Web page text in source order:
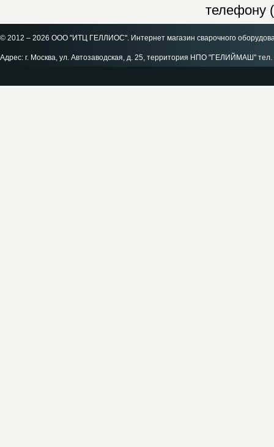
телефону
© 2012 – 2026 ООО "ИТЦ ГЕЛЛИОС". Интернет магазин сварочного
Адрес: г. Москва, ул. Автозаводская, д. 25, территория НПО "ГЕЛИЙМАШ"